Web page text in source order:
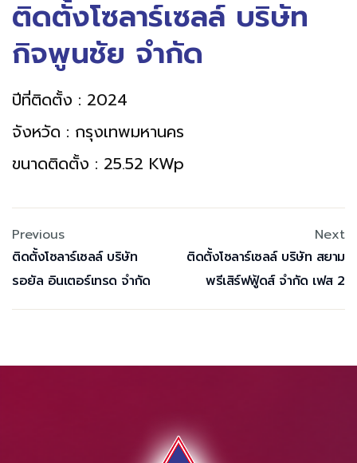
ติดตั้งโซลาร์เซลล์ บริษัท
กิจพูนชัย จำกัด
ปีที่ติดตั้ง : 2024
จังหวัด : กรุงเทพมหานคร
ขนาดติดตั้ง : 25.52 KWp
Previous
ติดตั้งโซลาร์เซลล์ บริษัท
รอยัล อินเตอร์เทรด จำกัด
Next
ติดตั้งโซลาร์เซลล์ บริษัท สยาม
พรีเสิร์ฟฟู้ดส์ จำกัด เฟส 2